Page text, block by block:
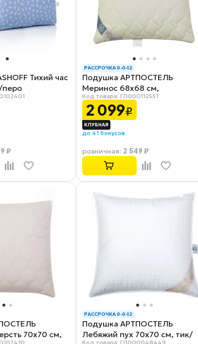
Тихий час
перо
₽
РАССРОЧКА 0-0-12
Подушка АРТПОСТЕЛЬ
Меринос 68х68 см,
микрофибра/овечья шерсть
Код товара: ГЛ000112551
2 099₽
до 41 бонусов
розничная: 2 549 ₽
70х70 см,
РАССРОЧКА 0-0-12
Подушка АРТПОСТЕЛЬ
Лебяжий пух 70х70 см, тик/
Код товара: ГЛ000048449